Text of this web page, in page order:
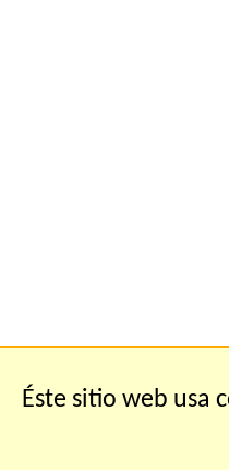
Éste sitio web usa